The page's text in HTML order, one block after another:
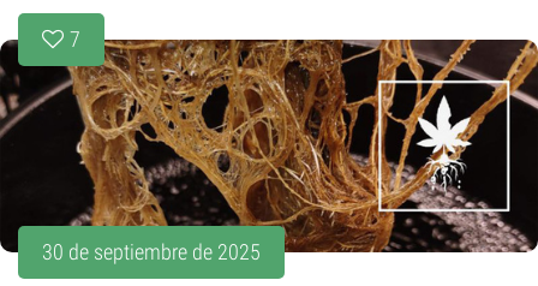
7
30 de septiembre de 2025